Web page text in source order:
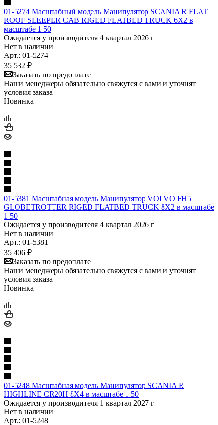
01-5274 Масштабный модель Манипулятор SCANIA R FLAT
ROOF SLEEPER CAB RIGED FLATBED TRUCK 6X2 в
масштабе 1 50
Ожидается у производителя 4 квартал 2026 г
Нет в наличии
Арт.: 01-5274
35 532 ₽
Заказать по предоплате
Наши менеджеры обязательно свяжутся с вами и уточнят
условия заказа
Новинка
01-5381 Масштабная модель Манипулятор VOLVO FH5
GLOBETROTTER RIGED FLATBED TRUCK 8X2 в масштабе
1 50
Ожидается у производителя 4 квартал 2026 г
Нет в наличии
Арт.: 01-5381
35 406 ₽
Заказать по предоплате
Наши менеджеры обязательно свяжутся с вами и уточнят
условия заказа
Новинка
01-5248 Масштабная модель Манипулятор SCANIA R
HIGHLINE CR20H 8X4 в масштабе 1 50
Ожидается у производителя 1 квартал 2027 г
Нет в наличии
Арт.: 01-5248